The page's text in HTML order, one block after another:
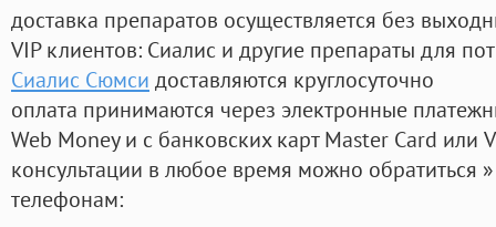
доставка препаратов осуществляется без
VIP клиентов: Сиалис и другие препараты для
Сиалис Сюмси доставляются круглосуточно
оплата принимаются через электронные
Web Money и с банковских карт Master Card или
консультации в любое время можно обратиться
телефонам: